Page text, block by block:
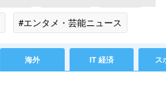
#エンタメ・芸能ニュース
海外 IT 経済 ス